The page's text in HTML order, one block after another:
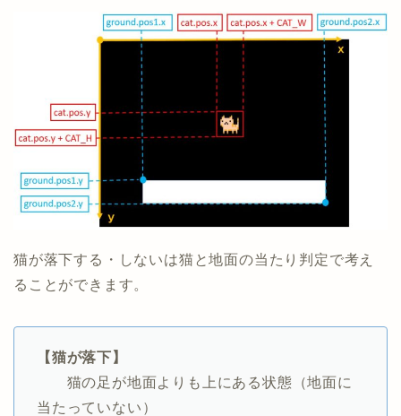
猫が落下する・しないは猫と地面の当たり判定で考え
ることができます。
【猫が落下】
猫の足が地面よりも上にある状態（地面に
当たっていない）